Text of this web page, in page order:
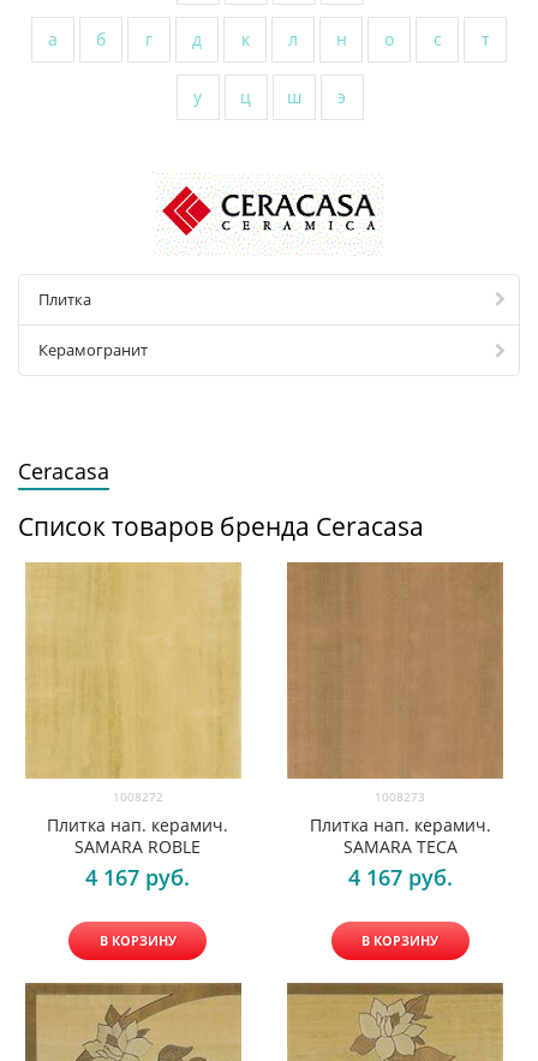
а б г д к л н о с т
у ц ш э
Плитка
Керамогранит
Ceracasa
Список товаров бренда Ceracasa
1008272
Плитка нап. керамич.
SAMARA ROBLE
4 167 руб.
В КОРЗИНУ
1008273
Плитка нап. керамич.
SAMARA TECA
4 167 руб.
В КОРЗИНУ